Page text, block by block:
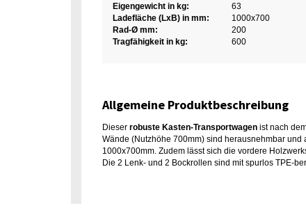
Eigengewicht in kg:
63
Ladefläche (LxB) in mm:
1000x700
Rad-Ø mm:
200
Tragfähigkeit in kg:
600
Allgemeine Produktbeschreibung
Dieser robuste Kasten-Transportwagen ist nach
Wände (Nutzhöhe 700mm) sind herausnehmbar
1000x700mm. Zudem lässt sich die vordere
Die 2 Lenk- und 2 Bockrollen sind mit spurlos TPE-